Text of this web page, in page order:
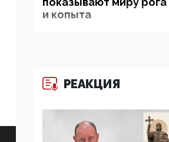
и копыта
шокирующее: платные
бюджета в 100 раз
больше, чем кровные
многодетные семьи
РЕАКЦИЯ